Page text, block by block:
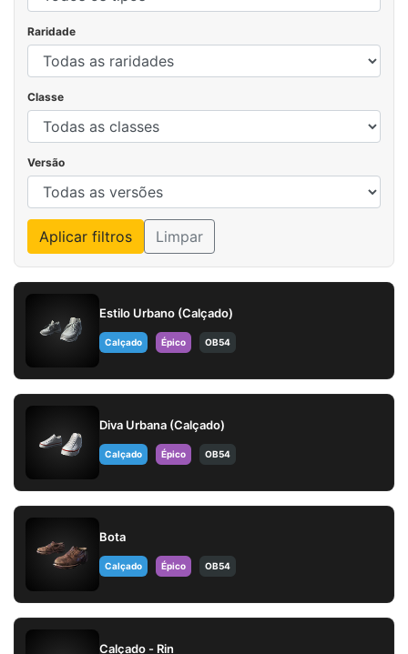
Raridade
Classe
Versão
Aplicar filtros Limpar
Estilo Urbano (Calçado)
Calçado Épico OB54
Diva Urbana (Calçado)
Calçado Épico OB54
Bota
Calçado Épico OB54
Calçado - Rin